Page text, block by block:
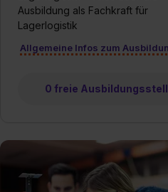
Ausbildung als Fachkraft für
Lagerlogistik
Allgemeine Infos zum
0 freie